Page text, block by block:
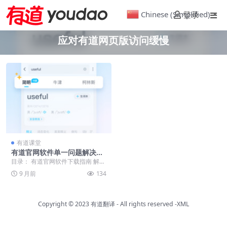
登录
应对有道网页版访问缓慢
有道课堂
有道官网软件单一问题解决指
南
目录： 有道官网软件下载指南 解决
有道软件中文版安装失败的问题 优
化有道电脑版使...
9 月前 134
Copyright © 2023有道翻译- All rights reserved -XML
Chinese (Simplified) ▼